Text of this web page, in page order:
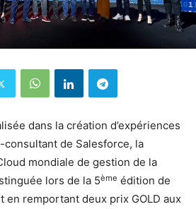
dans la création d’expériences
de Salesforce, la
mondiale de gestion de la
lors de la 5ème édition de
en remportant deux prix GOLD aux